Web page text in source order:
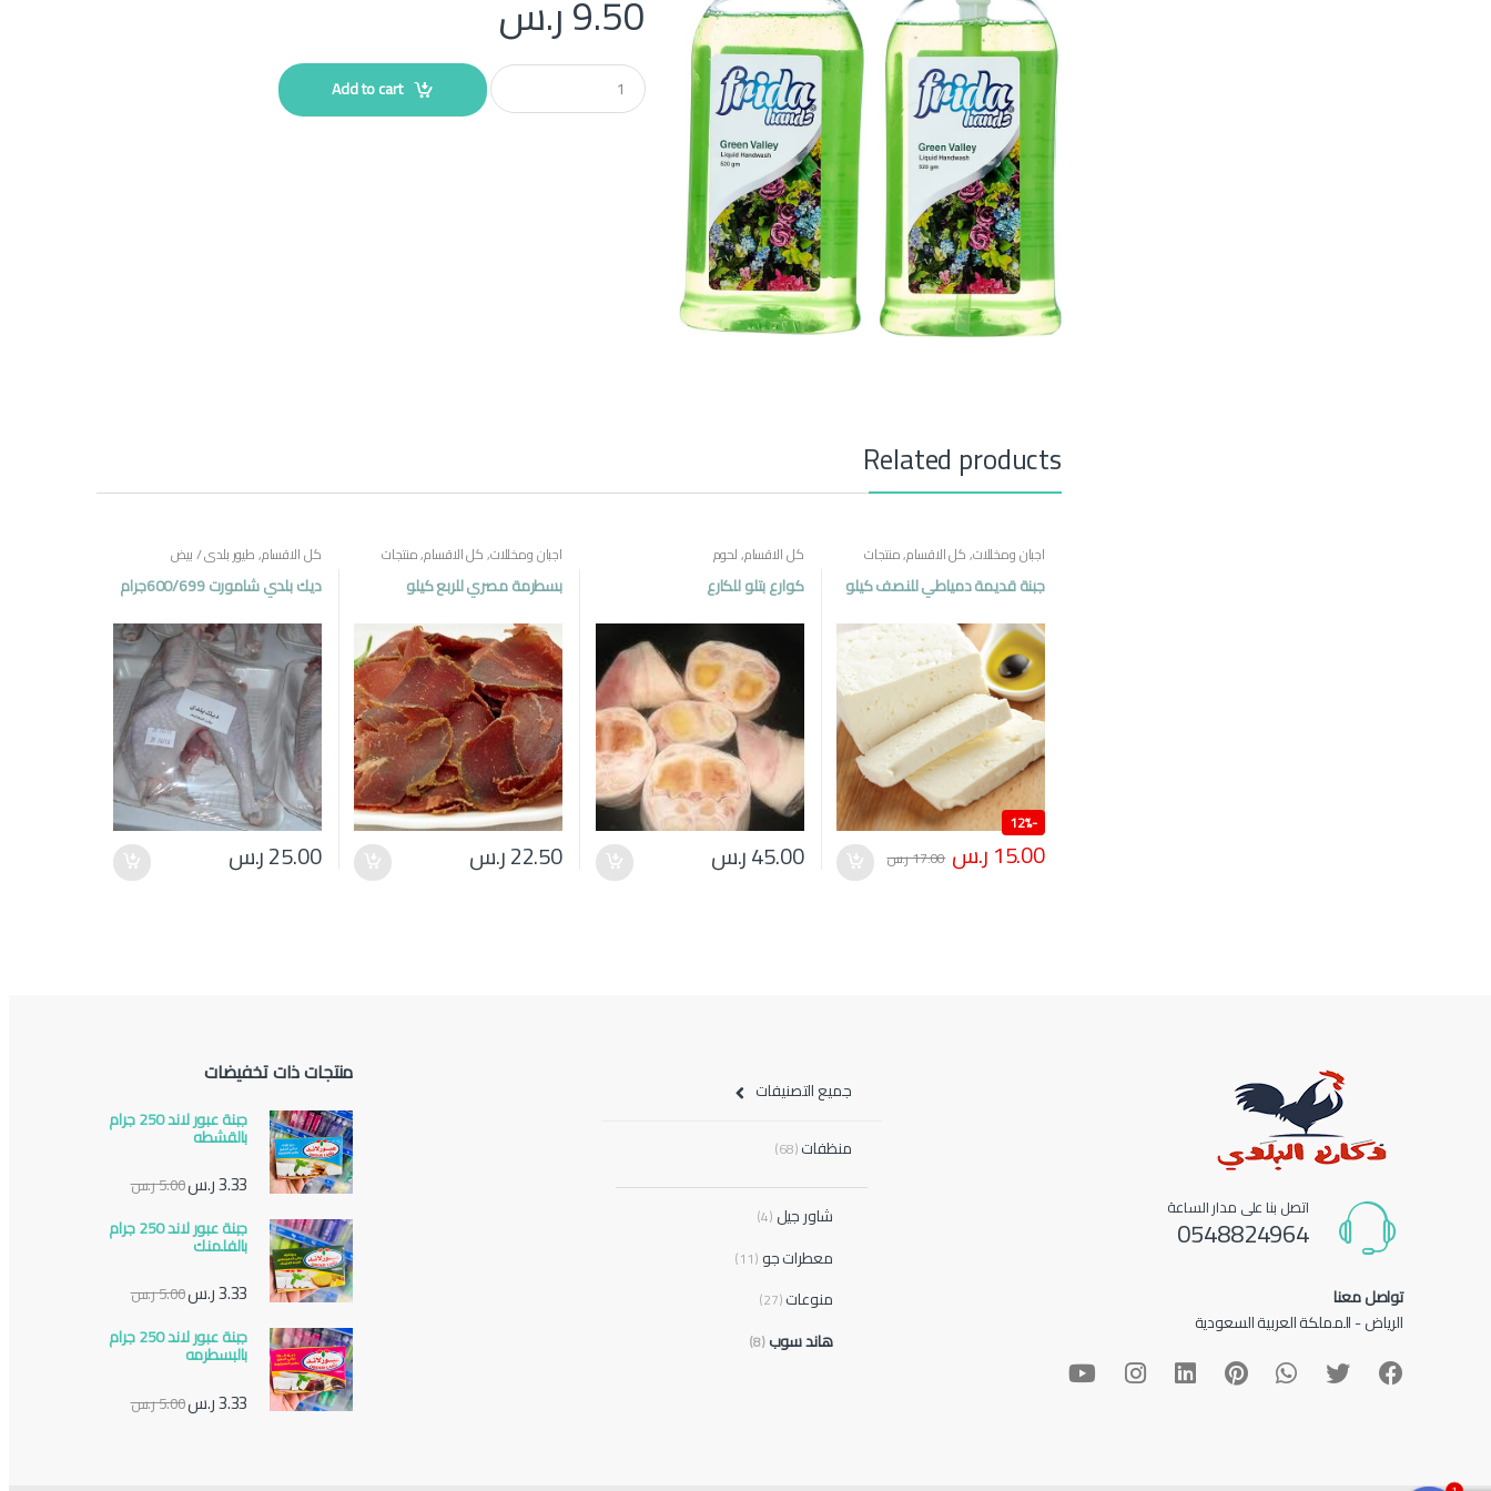
9.50ر.س
Q
u
a
Add to cart
Related products
اجبان ومخللات,كل الاقسام,منتجات
مصرية
جبنة قديمة دمياطي للنصف كيلو
-
12%
15.00ر.س 17.00ر.س
كل الاقسام,لحوم
كوارع بتلو للكارع
45.00ر.س
اجبان ومخللات,كل الاقسام,منتجات
مصرية
بسطرمة مصري للربع كيلو
22.50ر.س
كل الاقسام,طيور بلدي / بيض
ديك بلدي شامورت 600/699جرام
25.00ر.س
اتصل بنا على مدار الساعة
0548824964
تواصل معنا
الرياض - المملكة العربية السعودية
جميع التصنيفات
منظفات(68)
شاور جيل (4)
معطرات جو(11)
منوعات(27)
هاند سوب(8)
منتجات ذات تخفيضات
جبنة عبور لاند 250 جرام
بالقشطه
3.33ر.س5.00ر.س
جبنة عبور لاند 250 جرام
بالفلمنك
3.33ر.س5.00ر.س
جبنة عبور لاند 250 جرام
بالبسطرمه
3.33ر.س5.00ر.س